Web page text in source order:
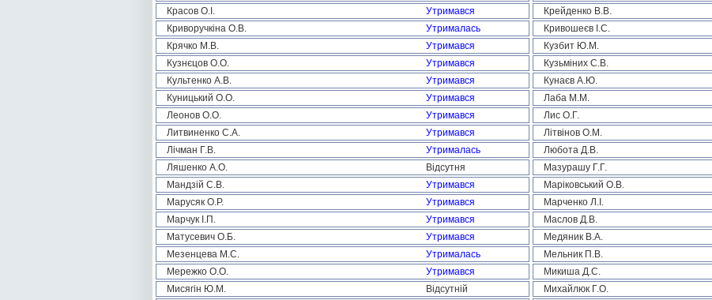
Красов О.І.
Утримався Крейденко В.В.
Криворучкіна О.В.
Утрималась Кривошеєв І.С.
Крячко М.В.
Утримався Кузбит Ю.М.
Кузнєцов О.О.
Утримався Кузьміних С.В.
Культенко А.В.
Утримався Кунаєв А.Ю.
Куницький О.О.
Утримався Лаба М.М.
Леонов О.О.
Утримався Лис О.Г.
Литвиненко С.А.
Утримався Літвінов О.М.
Лічман Г.В.
Утрималась Любота Д.В.
Ляшенко А.О.
Відсутня Мазурашу Г.Г.
Мандзій С.В.
Утримався Маріковський О.В.
Марусяк О.Р.
Утримався Марченко Л.І.
Марчук І.П.
Утримався Маслов Д.В.
Матусевич О.Б.
Утримався Медяник В.А.
Мезенцева М.С.
Утрималась Мельник П.В.
Мережко О.О.
Утримався Микиша Д.С.
Мисягін Ю.М.
Відсутній Михайлюк Г.О.